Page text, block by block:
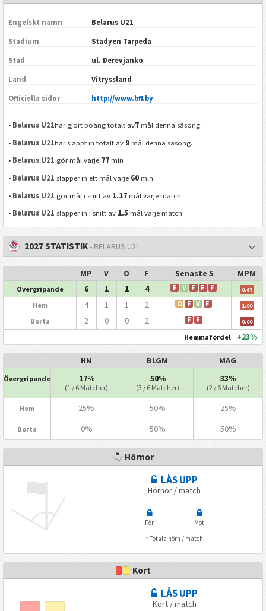
Engelskt namn Belarus U21
Stadium Stadyen Tarpeda
Stad ul. Derevjanko
Land Vitryssland
Officiella sidor http://www.bff.by
• Belarus U21har gjort poäng totalt av7 mål denna säsong.
• Belarus U21har släppt in totalt av 9 mål denna säsong.
• Belarus U21 gör mål varje 77 min
• Belarus U21 släpper in ett mål varje 60 min
• Belarus U21 gör mål i snitt av 1.17 mål varje match.
• Belarus U21 släpper in i snitt av 1.5 mål varje match.
2027 STATISTIK- BELARUS U21
MP V O F Senaste 5 MPM
Övergripande 6 1 1 4 F V F F F 0.67
Hem 4 1 1 2 O F V F 1.00
Borta 2 0 0 2 F F 0.00
Hemmafördel +23%
HN BLGM MAG
Övergripande 17%
(1 / 6 Matcher)
50%
(3 / 6 Matcher)
33%
(2 / 6 Matcher)
Hem 25% 50% 25%
Borta 0% 50% 50%
Hörnor
LÅS UPP
Hörnor / match
För
Mot
* Totala hörn / match
Kort
LÅS UPP
Kort / match